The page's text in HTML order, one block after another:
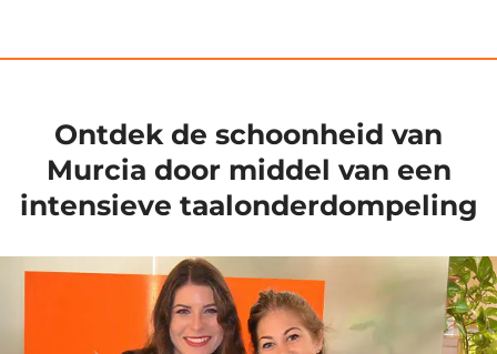
Ontdek de schoonheid van
Murcia door middel van een
intensieve taalonderdompeling